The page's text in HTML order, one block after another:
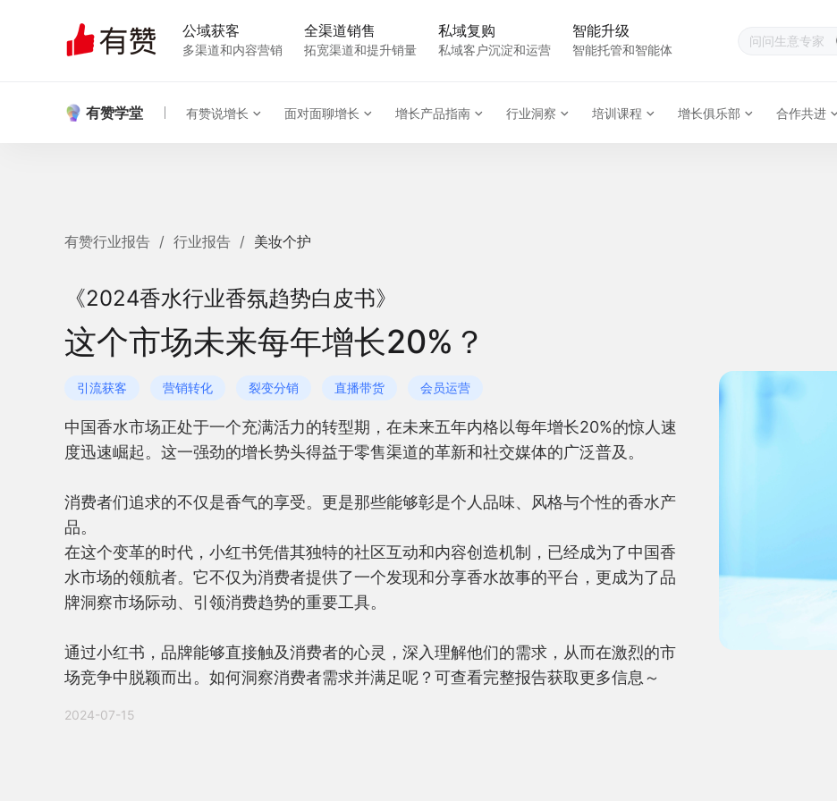
公域获客
多渠道和内容营销
全渠道销售
拓宽渠道和提升销量
私域复购
私域客户沉淀和运营
智能升级
智能托管和智能体
有赞学堂 有赞说增长 面对面聊增长 增长产品指南 行业洞察 培训课程 增长俱乐部 合作共进
有赞行业报告 / 行业报告 / 美妆个护
《2024香水行业香氛趋势白皮书》
这个市场未来每年增长20%？
引流获客 营销转化 裂变分销 直播带货 会员运营
中国香水市场正处于一个充满活力的转型期，在未来五年内格以每年增长20%的惊人速
度迅速崛起。这一强劲的增长势头得益于零售渠道的革新和社交媒体的广泛普及。
消费者们追求的不仅是香气的享受。更是那些能够彰是个人品味、风格与个性的香水产
品。
在这个变革的时代，小红书凭借其独特的社区互动和内容创造机制，已经成为了中国香
水市场的领航者。它不仅为消费者提供了一个发现和分享香水故事的平台，更成为了品
牌洞察市场际动、引领消费趋势的重要工具。
通过小红书，品牌能够直接触及消费者的心灵，深入理解他们的需求，从而在激烈的市
场竞争中脱颖而出。如何洞察消费者需求并满足呢？可查看完整报告获取更多信息～
2024-07-15